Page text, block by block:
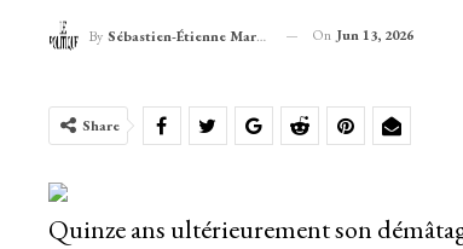
By Sébastien-Étienne Marechal On Jun 13, 2026
Share
Quinze ans ultérieurement son